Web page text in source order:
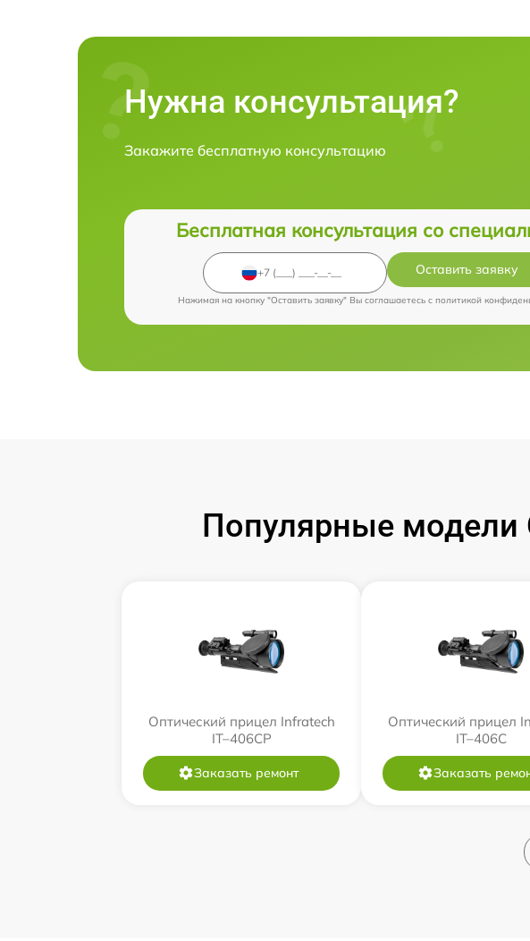
Нужна консультация?
Закажите бесплатную консультацию
Бесплатная консультация со
Оставить заявку
Нажимая на кнопку "Оставить заявку" Вы соглашаетесь c политикой
Популярные модели
Оптический прицел Infratech
IT–406СP
Заказать ремонт
Оптический прицел
IT–406С
Заказать